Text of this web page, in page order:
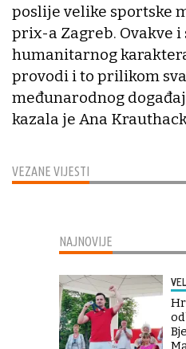
VEZANE VIJESTI
poslije velike sportske
prix-a Zagreb. Ovakve
humanitarnog
provodi i to prilikom
međunarodnog
kazala je Ana
NAJNOVIJE